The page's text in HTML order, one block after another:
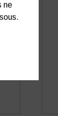
ne